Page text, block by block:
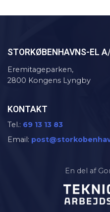
STOR​KØBENHAVNS-EL
Eremitageparken,
2800 Kongens Lyngby
KONTAKT
Tel.: 69 13 13 83
Email:
En del af